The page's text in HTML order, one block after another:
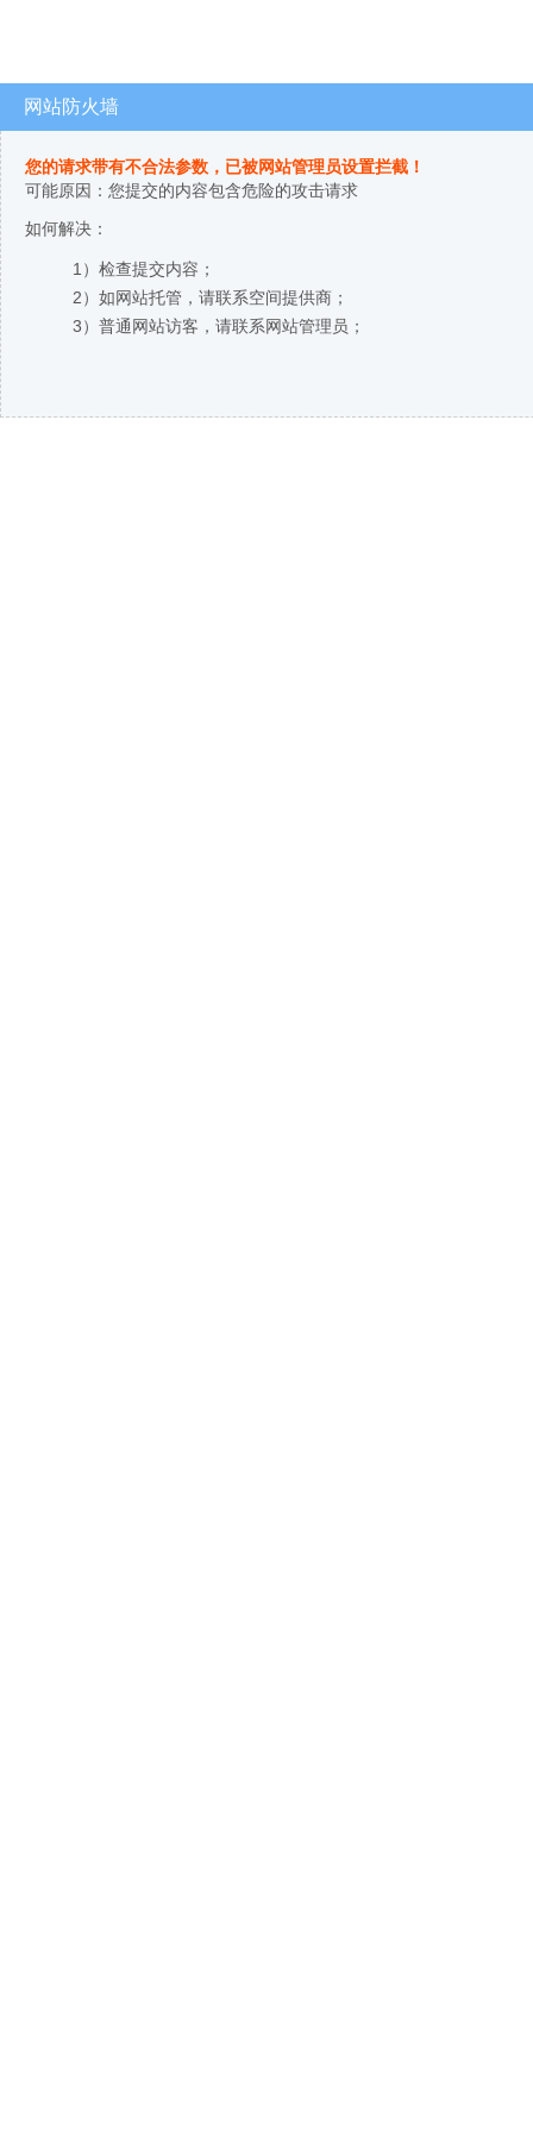
网站防火墙
您的请求带有不合法参数，已被网站管理员设置拦截！
可能原因：您提交的内容包含危险的攻击请求
如何解决：
1）检查提交内容；
2）如网站托管，请联系空间提供商；
3）普通网站访客，请联系网站管理员；